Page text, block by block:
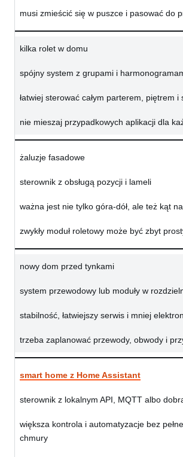
musi zmieścić się w puszce i pasować do
kilka rolet w domu
spójny system z grupami i
łatwiej sterować całym parterem, piętrem i
nie mieszaj przypadkowych aplikacji dla
żaluzje fasadowe
sterownik z obsługą pozycji i lameli
ważna jest nie tylko góra-dół, ale też kąt
zwykły moduł roletowy może być zbyt
nowy dom przed tynkami
system przewodowy lub moduły w
stabilność, łatwiejszy serwis i mniej
trzeba zaplanować przewody, obwody i
smart home z Home Assistant
sterownik z lokalnym API, MQTT albo
większa kontrola i automatyzacje bez
chmury